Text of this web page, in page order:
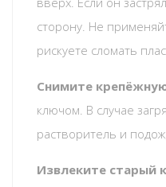
сторону. Не
рискуете сломать
Снимите
ключом. В случае
растворитель и
Извлеките старый